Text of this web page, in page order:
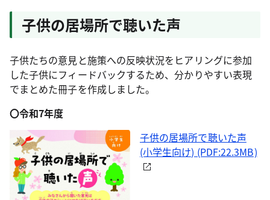
子供の居場所で聴いた声
子供たちの意見と施策への反映状況をヒアリングに参加
した子供にフィードバックするため、分かりやすい表現
でまとめた冊子を作成しました。
〇令和7年度
子供の居場所で聴いた声
(小学生向け) (PDF:22.3MB)